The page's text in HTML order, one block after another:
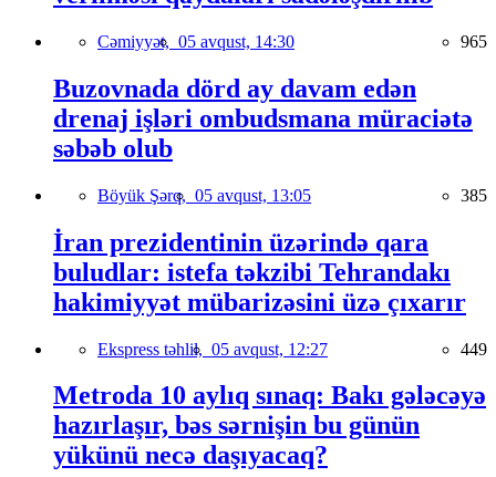
Cəmiyyət, 05 avqust, 14:30 965
Buzovnada dörd ay davam edən
drenaj işləri ombudsmana müraciətə
səbəb olub
Böyük Şərq, 05 avqust, 13:05 385
İran prezidentinin üzərində qara
buludlar: istefa təkzibi Tehrandakı
hakimiyyət mübarizəsini üzə çıxarır
Ekspress təhlil, 05 avqust, 12:27 449
Metroda 10 aylıq sınaq: Bakı gələcəyə
hazırlaşır, bəs sərnişin bu günün
yükünü necə daşıyacaq?